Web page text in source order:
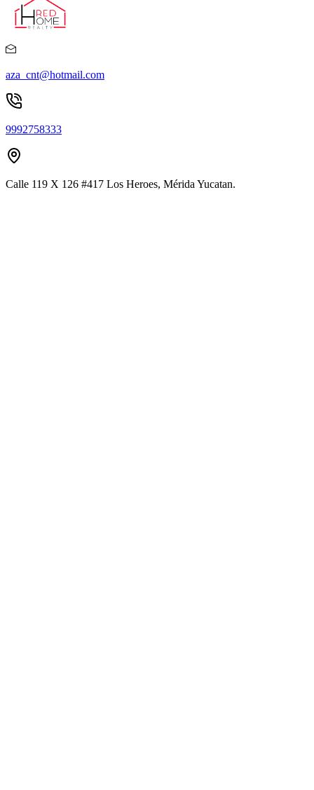
aza_cnt@hotmail.com
9992758333
Calle 119 X 126 #417 Los Heroes, Mérida Yucatan.